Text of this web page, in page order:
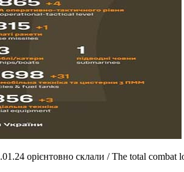
орієнтовно склали / The total